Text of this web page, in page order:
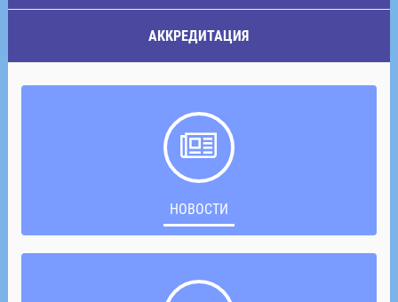
АККРЕДИТАЦИЯ
НОВОСТИ